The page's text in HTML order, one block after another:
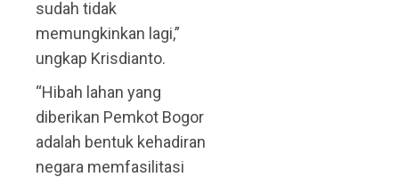
sudah tidak
memungkinkan lagi,”
ungkap Krisdianto.
“Hibah lahan yang
diberikan Pemkot Bogor
adalah bentuk kehadiran
negara memfasilitasi